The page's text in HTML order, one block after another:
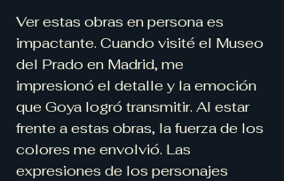
Ver estas obras en persona es
impactante. Cuando visité el Museo
del Prado en Madrid, me
impresionó el detalle y la emoción
que Goya logró transmitir. Al estar
frente a estas obras, la fuerza de los
colores me envolvió. Las
expresiones de los personajes